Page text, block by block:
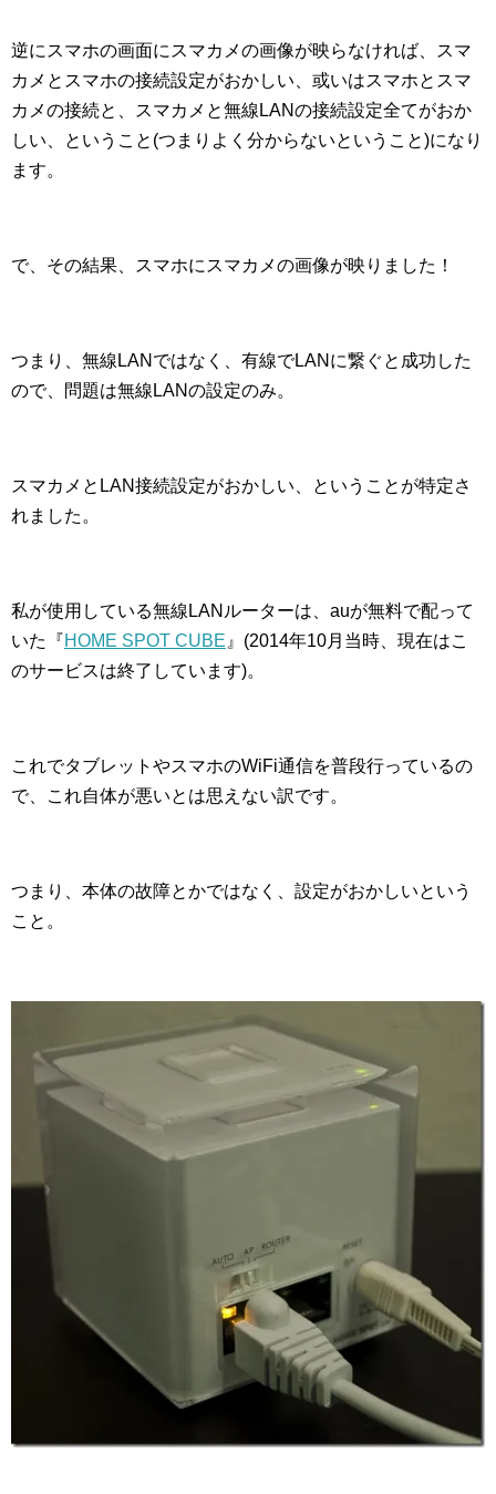
逆にスマホの画面にスマカメの画像が映らなければ、スマ
カメとスマホの接続設定がおかしい、或いはスマホとスマ
カメの接続と、スマカメと無線LANの接続設定全てがおか
しい、ということ(つまりよく分からないということ)になり
ます。
で、その結果、スマホにスマカメの画像が映りました！
つまり、無線LANではなく、有線でLANに繋ぐと成功した
ので、問題は無線LANの設定のみ。
スマカメとLAN接続設定がおかしい、ということが特定さ
れました。
私が使用している無線LANルーターは、auが無料で配って
いた『HOME SPOT CUBE 』(2014年10月当時、現在はこ
のサービスは終了しています)。
これでタブレットやスマホのWiFi通信を普段行っているの
で、これ自体が悪いとは思えない訳です。
つまり、本体の故障とかではなく、設定がおかしいという
こと。